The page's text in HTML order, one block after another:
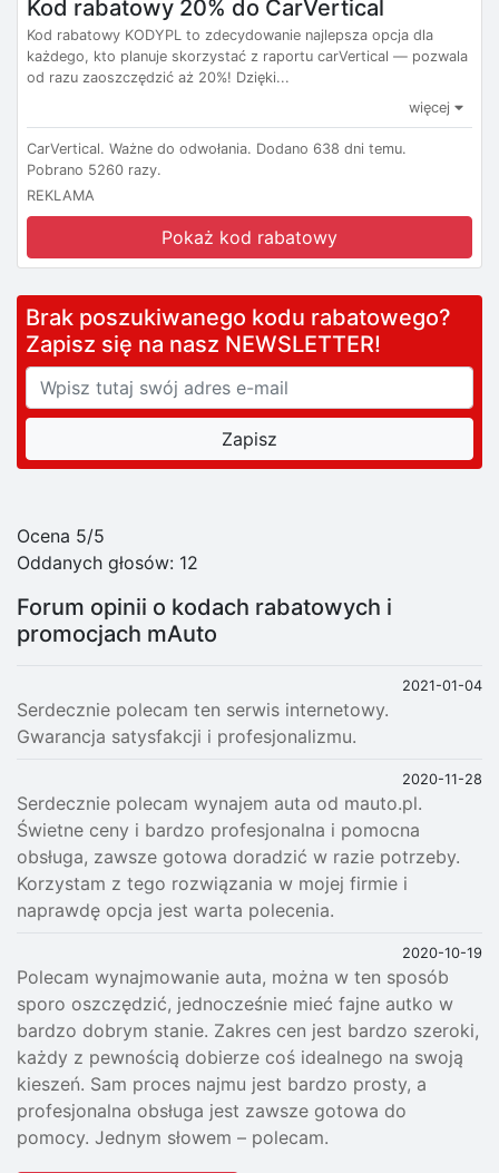
Kod rabatowy 20% do CarVertical
Kod rabatowy KODYPL to zdecydowanie najlepsza opcja dla
każdego, kto planuje skorzystać z raportu carVertical — pozwala
od razu zaoszczędzić aż 20%! Dzięki...
więcej
CarVertical. Ważne do odwołania. Dodano 638 dni temu.
Pobrano 5260 razy.
REKLAMA
Pokaż kod rabatowy
Brak poszukiwanego kodu rabatowego?
Zapisz się na nasz NEWSLETTER!
Ocena 5/5
Oddanych głosów: 12
Forum opinii o kodach rabatowych i
promocjach mAuto
2021-01-04
Serdecznie polecam ten serwis internetowy.
Gwarancja satysfakcji i profesjonalizmu.
2020-11-28
Serdecznie polecam wynajem auta od mauto.pl.
Świetne ceny i bardzo profesjonalna i pomocna
obsługa, zawsze gotowa doradzić w razie potrzeby.
Korzystam z tego rozwiązania w mojej firmie i
naprawdę opcja jest warta polecenia.
2020-10-19
Polecam wynajmowanie auta, można w ten sposób
sporo oszczędzić, jednocześnie mieć fajne autko w
bardzo dobrym stanie. Zakres cen jest bardzo szeroki,
każdy z pewnością dobierze coś idealnego na swoją
kieszeń. Sam proces najmu jest bardzo prosty, a
profesjonalna obsługa jest zawsze gotowa do
pomocy. Jednym słowem – polecam.